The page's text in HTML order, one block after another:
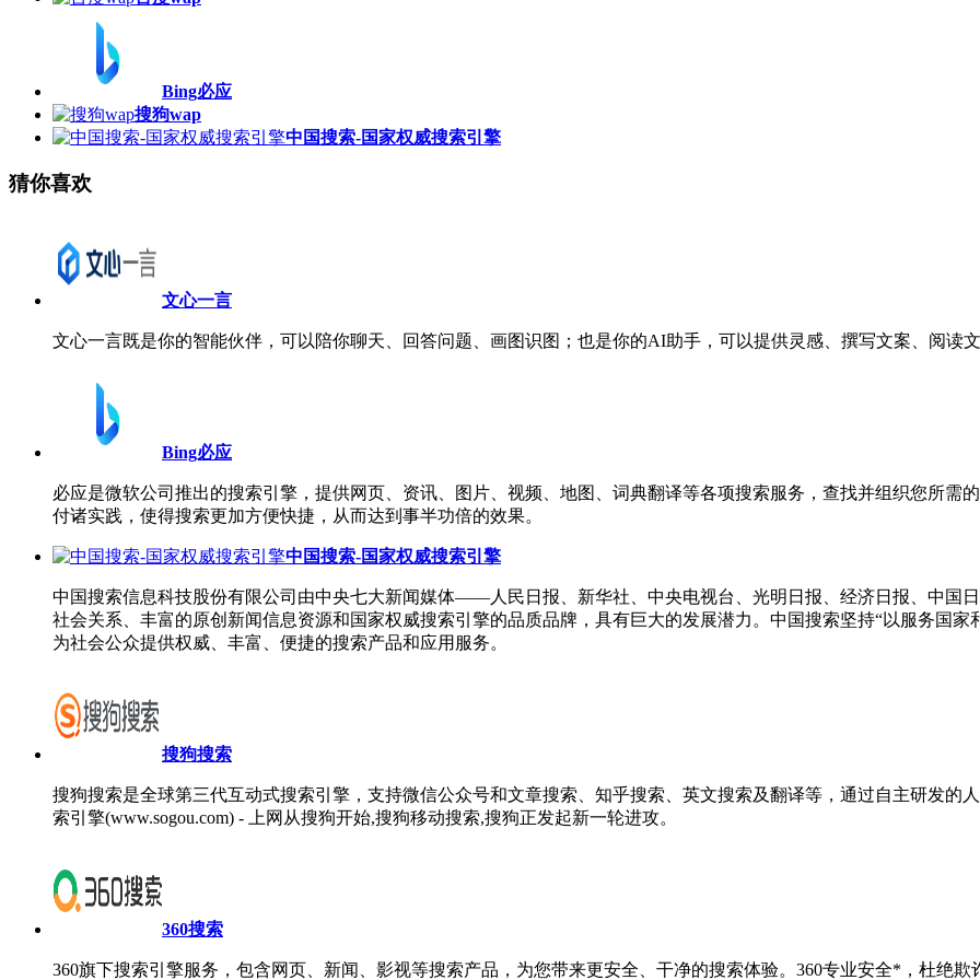
Bing必应
搜狗wap
中国搜索-国家权威搜索引擎
猜你喜欢
文心一言
文心一言既是你的智能伙伴，可以陪你聊天、回答问题、画图识图；也是你的AI助手，可以提供灵感、撰写文案、阅读
Bing必应
必应是微软公司推出的搜索引擎，提供网页、资讯、图片、视频、地图、词典翻译等各项搜索服务，查找并组织您所需
付诸实践，使得搜索更加方便快捷，从而达到事半功倍的效果。
中国搜索-国家权威搜索引擎
中国搜索信息科技股份有限公司由中央七大新闻媒体——人民日报、新华社、中央电视台、光明日报、经济日报、中国
社会关系、丰富的原创新闻信息资源和国家权威搜索引擎的品质品牌，具有巨大的发展潜力。中国搜索坚持“以服务国
为社会公众提供权威、丰富、便捷的搜索产品和应用服务。
搜狗搜索
搜狗搜索是全球第三代互动式搜索引擎，支持微信公众号和文章搜索、知乎搜索、英文搜索及翻译等，通过自主研发的
索引擎(www.sogou.com) - 上网从搜狗开始,搜狗移动搜索,搜狗正发起新一轮进攻。
360搜索
360旗下搜索引擎服务，包含网页、新闻、影视等搜索产品，为您带来更安全、干净的搜索体验。360专业安全*，杜绝欺